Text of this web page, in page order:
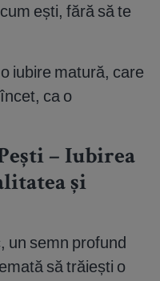
ești, fără să te
iubire matură, care
ca o
– Iubirea
și
un semn profund
să trăiești o